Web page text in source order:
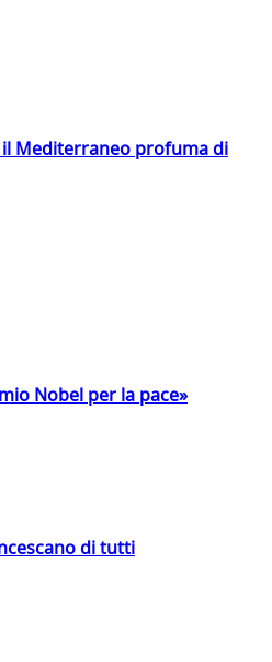
Mediterraneo profuma di
Nobel per la pace»
di tutti